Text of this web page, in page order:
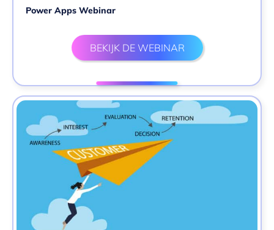
Power Apps Webinar
BEKIJK DE WEBINAR